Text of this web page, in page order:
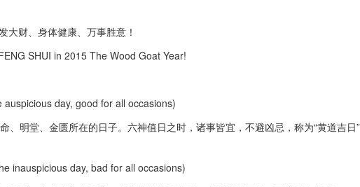
大财、身体健康、万事胜意！
SHUI in 2015 The Wood Goat Year!
day, good for all occasions)
、明堂、金匮所在的日子。六神值日之时，诸事皆宜，不避凶忌，称为“黄道吉日
inauspicious day, bad for all occasions)